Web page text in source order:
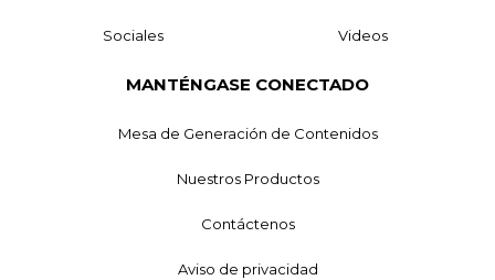
Sociales Videos
MANTÉNGASE CONECTADO
Mesa de Generación de Contenidos
Nuestros Productos
Contáctenos
Aviso de privacidad